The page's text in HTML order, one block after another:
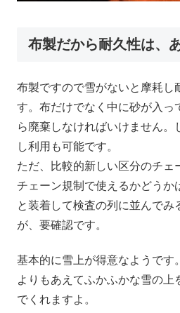
布製だから耐久性は、
布製ですので雪がないと摩耗し
す。布だけでなく中に砂が入っ
ら廃棄しなければいけません。
し利用も可能です。
ただ、比較的新しい区分のチェ
チェーン規制で使えるかどうか
と装着して検査の列に並んでみ
が、要確認です。
基本的に雪上が得意なようです
よりもあえてふかふかな雪の上
でくれますよ。